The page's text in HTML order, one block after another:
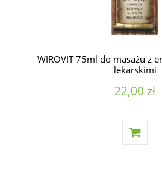
WIROVIT 75ml do masażu z
lekarskimi
22,00 zł